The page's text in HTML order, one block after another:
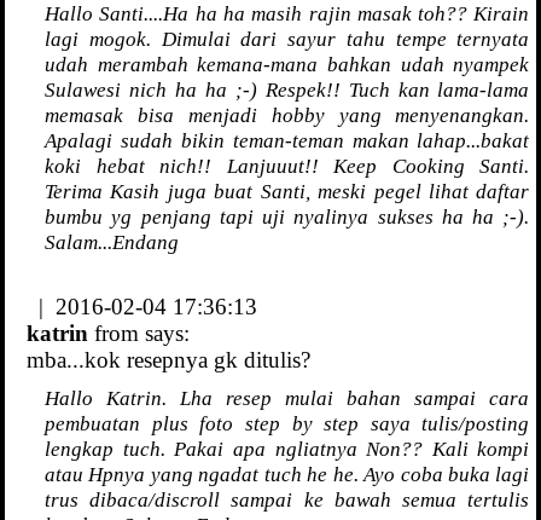
Hallo Santi....Ha ha ha masih rajin masak toh?? Kirain
lagi mogok. Dimulai dari sayur tahu tempe ternyata
udah merambah kemana-mana bahkan udah nyampek
Sulawesi nich ha ha ;-) Respek!! Tuch kan lama-lama
memasak bisa menjadi hobby yang menyenangkan.
Apalagi sudah bikin teman-teman makan lahap...bakat
koki hebat nich!! Lanjuuut!! Keep Cooking Santi.
Terima Kasih juga buat Santi, meski pegel lihat daftar
bumbu yg penjang tapi uji nyalinya sukses ha ha ;-).
Salam...Endang
| 2016-02-04 17:36:13
katrin from says:
mba...kok resepnya gk ditulis?
Hallo Katrin. Lha resep mulai bahan sampai cara
pembuatan plus foto step by step saya tulis/posting
lengkap tuch. Pakai apa ngliatnya Non?? Kali kompi
atau Hpnya yang ngadat tuch he he. Ayo coba buka lagi
trus dibaca/discroll sampai ke bawah semua tertulis